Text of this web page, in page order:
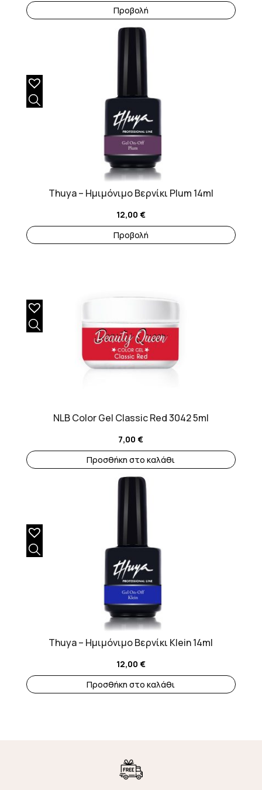
Προβολή
Thuya – Ημιμόνιμο Βερνίκι Plum 14ml
12,00 €
Προβολή
NLB Color Gel Classic Red 3042 5ml
7,00€
Προσθήκη στο καλάθι
Thuya – Ημιμόνιμο Βερνίκι Klein 14ml
12,00 €
Προσθήκη στο καλάθι